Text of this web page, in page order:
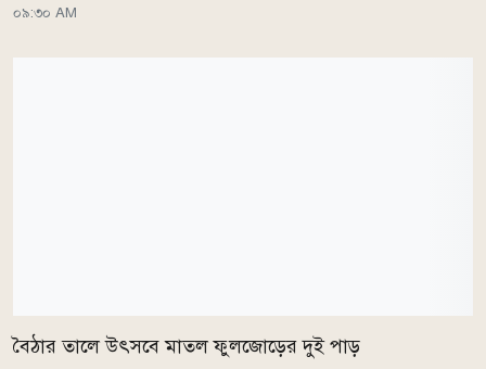
০৯:৩০ AM
বৈঠার তালে উৎসবে মাতল ফুলজোড়ের দুই পাড়